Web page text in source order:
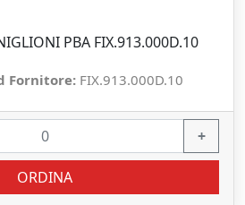
PBA FIX.913.000D.10
Fornitore: FIX.913.000D.10
+
ORDINA